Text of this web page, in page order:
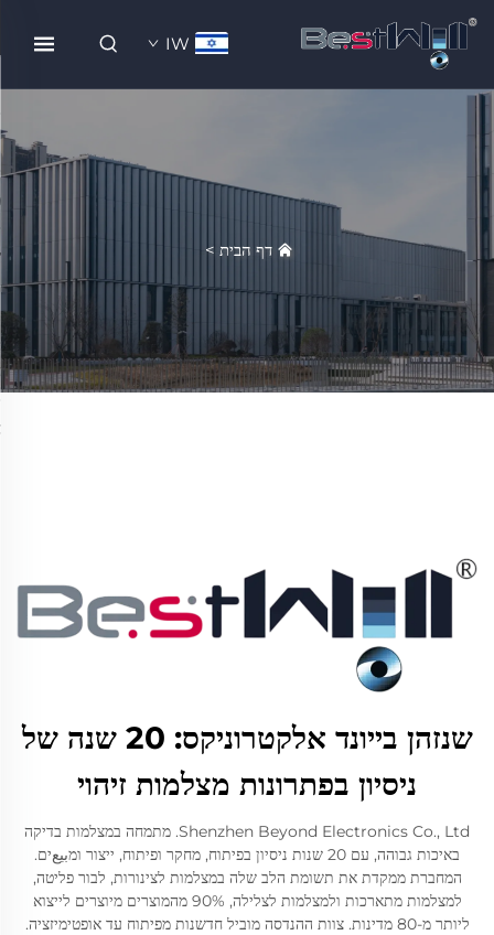
IW
דף הבית >
שנזהן בייונד אלקטרוניקס: 20 שנה של
ניסיון בפתרונות מצלמות זיהוי
Shenzhen Beyond Electronics Co., Ltd. מתמחה במצלמות בדיקה
באיכות גבוהה, עם 20 שנות ניסיון בפיתוח, מחקר ופיתוח, ייצור ומبيعים.
המחברת ממקדת את תשומת הלב שלה במצלמות לצינורות, לבור פליטה,
למצלמות מתארכות ולמצלמות לצלילה, 90% מהמוצרים מיוצרים לייצוא
ליותר מ-80 מדינות. צוות ההנדסה מוביל חדשנות מפיתוח עד אופטימיזציה.